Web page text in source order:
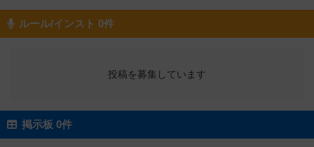
ルール/インスト 0件
投稿を募集しています
掲示板 0件